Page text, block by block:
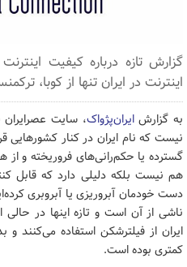
گزارش تازه درباره کیفیت
اینترنت در ایران تنها از کوبا،
به گزارشایران‌پژواک، سایت
نیست که نام ایران در کنار کشورهایی
گسترده یا حکم‌رانی‌های فروریخته و
هم نیست بلکه دلیلی دارد که قابل
دست خودمان آبروریزی یا آبروبری
کمتری بوده است.